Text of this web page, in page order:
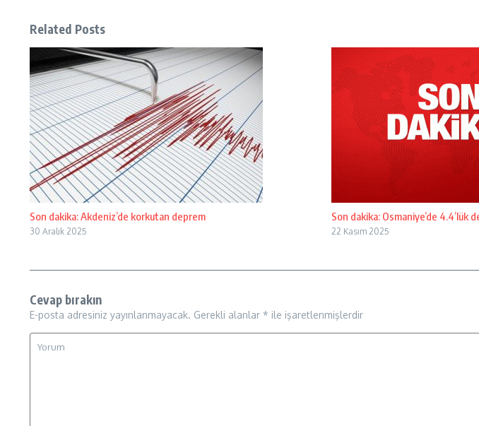
Related Posts
Son dakika: Akdeniz’de korkutan deprem
30 Aralık 2025
Son dakika: Osmaniye’de 4.4’lük
22 Kasım 2025
Cevap bırakın
E-posta adresiniz yayınlanmayacak. Gerekli alanlar * ile işaretlenmişlerdir